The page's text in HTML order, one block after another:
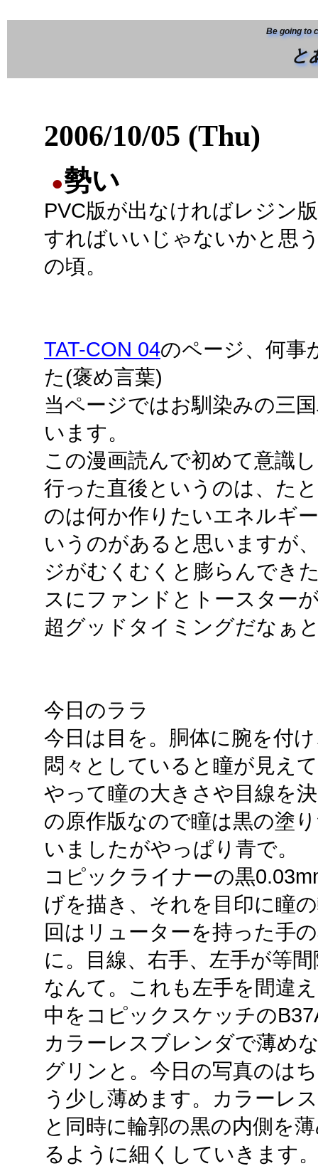
Be going to
と
2006/10/05 (Thu)
●勢い
PVC版が出なければレジン
すればいいじゃないかと思
の頃。
TAT-CON 04のページ、何事
た(褒め言葉)
当ページではお馴染みの三
います。
この漫画読んで初めて意識
行った直後というのは、た
のは何か作りたいエネルギ
いうのがあると思いますが
ジがむくむくと膨らんでき
スにファンドとトースター
超グッドタイミングだなぁ
今日のララ
今日は目を。胴体に腕を付
悶々としていると瞳が見え
やって瞳の大きさや目線を
の原作版なので瞳は黒の塗
いましたがやっぱり青で。
コピックライナーの黒
げを描き、それを目印に瞳
回はリューターを持った手
に。目線、右手、左手が等
なんて。これも左手を間違
中をコピックスケッチの
カラーレスブレンダで薄め
グリンと。今日の写真のは
う少し薄めます。カラーレ
と同時に輪郭の黒の内側を
るように細くしていきます